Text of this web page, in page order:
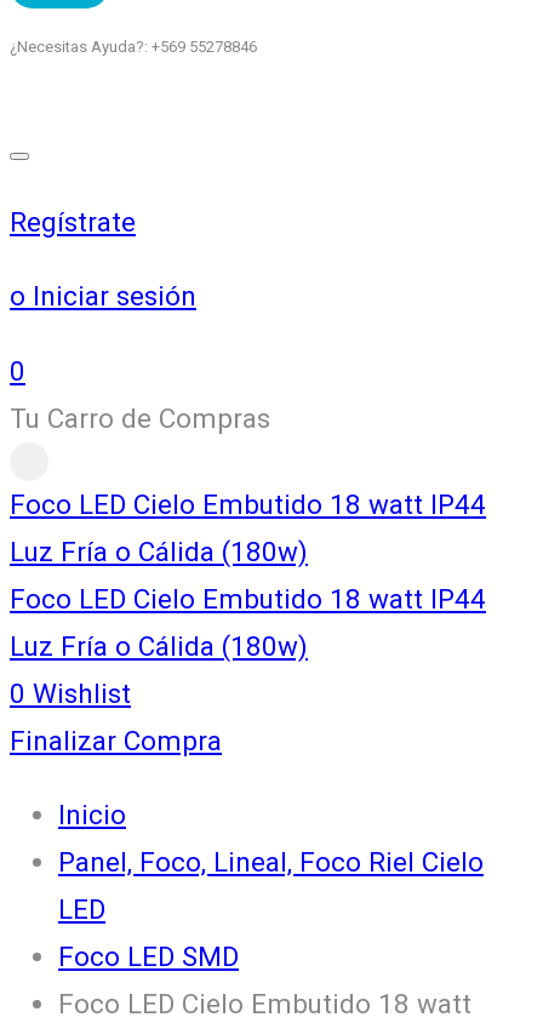
¿Necesitas Ayuda?: +569 55278846
Regístrate
o Iniciar sesión
0
Tu Carro de Compras
Foco LED Cielo Embutido 18 watt IP44
Luz Fría o Cálida (180w)
Foco LED Cielo Embutido 18 watt IP44
Luz Fría o Cálida (180w)
0 Wishlist
Finalizar Compra
Inicio
Panel, Foco, Lineal, Foco Riel Cielo
LED
Foco LED SMD
Foco LED Cielo Embutido 18 watt